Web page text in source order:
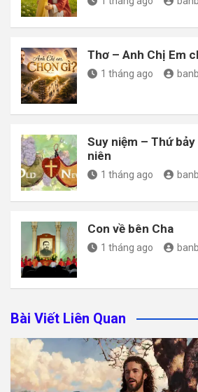
Thơ – Anh Chị Em
1 tháng ago
Suy niệm – Thứ
niên
1 tháng ago
Con về bên Cha
1 tháng ago
Bài Viết Liên Quan